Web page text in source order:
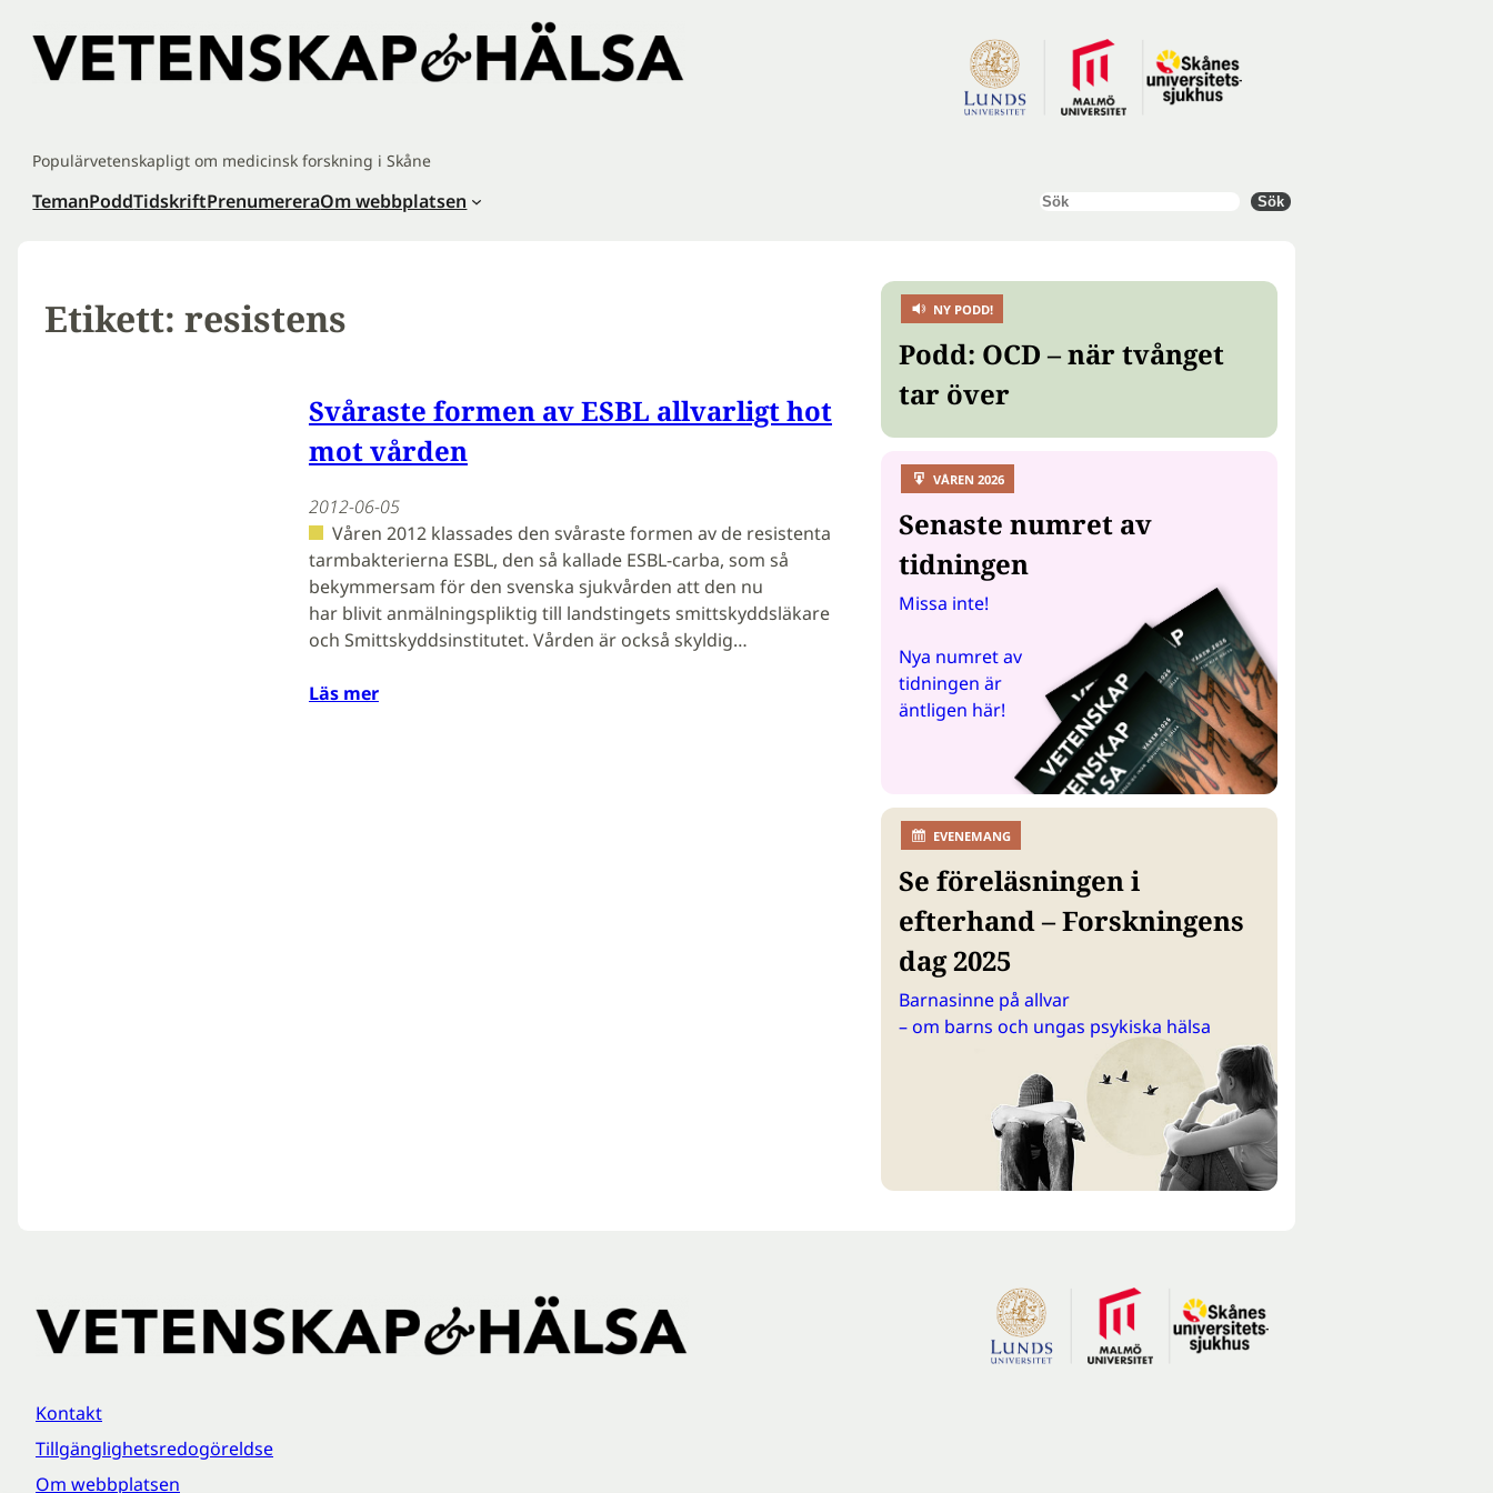
innehåll
Populärvetenskapligt om medicinsk forskning i Skåne
TemanPoddTidskriftPrenumereraOm webbplatsen Sök Sök
Etikett: resistens
Svåraste formen av ESBL allvarligt hot
mot vården
2012-06-05
Våren 2012 klassades den svåraste formen av de resistenta
tarmbakterierna ESBL, den så kallade ESBL-carba, som så
bekymmersam för den svenska sjukvården att den nu
har blivit anmälningspliktig till landstingets smittskyddsläkare
och Smittskyddsinstitutet. Vården är också skyldig…
Läs mer
NY PODD!
Podd: OCD – när tvånget
tar över
VÅREN 2026
Senaste numret av
tidningen
Missa inte!
Nya numret av
tidningen är
äntligen här!
EVENEMANG
Se föreläsningen i
efterhand – Forskningens
dag 2025
Barnasinne på allvar
– om barns och ungas psykiska hälsa
Kontakt
Tillgänglighetsredogöreldse
Om webbplatsen